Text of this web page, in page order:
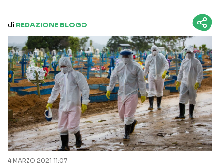
di REDAZIONE BLOGO
4 MARZO 2021 11:07